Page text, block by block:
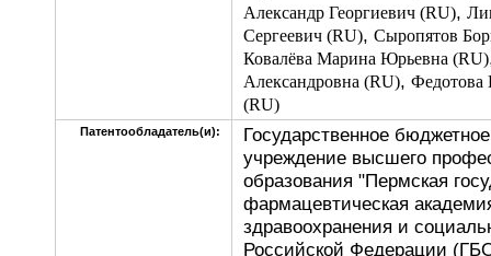
Александр Георгиевич (RU),
Сергеевич (RU), Сыропятов
Ковалёва Марина Юрьевна (RU)
Александровна (RU), Федотова
(RU)
Патентообладатель(и):
Государственное
учреждение высшего
образования "Пермская
фармацевтическая
здравоохранения и
Российской Федерации